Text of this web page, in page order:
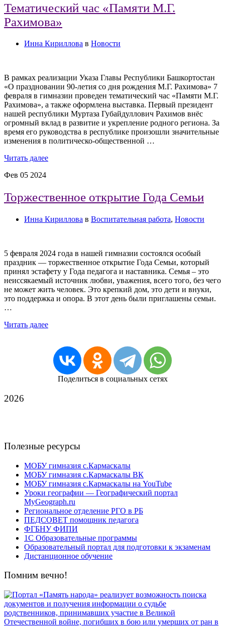
Тематический час «Памяти М.Г.
Рахимова»
Инна Кириллова в Новости
В рамках реализации Указа Главы Республики Башкортостан
«О праздновании 90-летия со дня рождения М.Г. Рахимова» 7
февраля в гимназии проведен тематический час «Памяти М.Г.
Рахимова», а также оформлена выставка. Первый президент
нашей республики Муртаза Губайдуллович Рахимов внёс
огромный вклад в развитие и укрепление родного региона. За
время его руководства в республике произошли значительные
изменения в политическо-общественной …
Читать далее
Фев 05 2024
Торжественное открытие Года Семьи
Инна Кириллова в Воспитательная работа, Новости
5 февраля 2024 года в нашей гимназии состоялся особый
праздник — торжественное открытие Года Семьи, который
принял эстафету у Года педагога и наставника. Семья – это
неиссякаемый источник любви, уважения, всего того, без чего
не может жить человек. Это крепкий дом, это дети и внуки,
это поддержка и опора. В этот день были приглашены семьи.
…
Читать далее
Поделиться в социальных сетях
2026
Полезные ресурсы
МОБУ гимназия с.Кармаскалы
МОБУ гимназия с.Кармаскалы ВК
МОБУ гимназия с.Кармаскалы на YouTube
Уроки географии — Географический портал
MyGeograph.ru
Региональное отделение РГО в РБ
ПЕДСОВЕТ помощник педагога
ФГБНУ ФИПИ
1С Образовательные программы
Образовательный портал для подготовки к экзаменам
Дистанционное обучение
Помним вечно!